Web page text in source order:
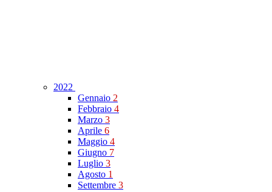
2022
Gennaio 2
Febbraio 4
Marzo 3
Aprile 6
Maggio 4
Giugno 7
Luglio 3
Agosto 1
Settembre 3